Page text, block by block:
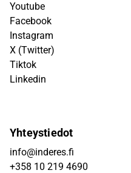
Youtube
Facebook
Instagram
X (Twitter)
Tiktok
Linkedin
Yhteystiedot
info@inderes.fi
+358 10 219 4690